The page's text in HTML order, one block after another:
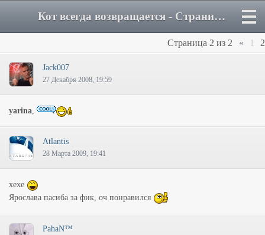
Кот всегда возвращается - Страница 2 - Форум
Страница 2 из 2 « 1 2
Jack007
27 Декабря 2008, 19:59
yarina,
Atlantis
28 Марта 2009, 19:41
хехе
Ярослава пасиба за фик, оч понравился
PahaN™